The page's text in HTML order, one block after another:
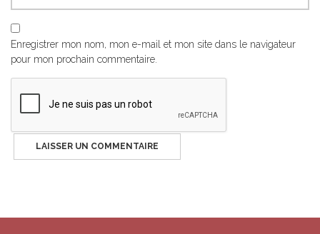
Enregistrer mon nom, mon e-mail et mon site dans le navigateur
pour mon prochain commentaire.